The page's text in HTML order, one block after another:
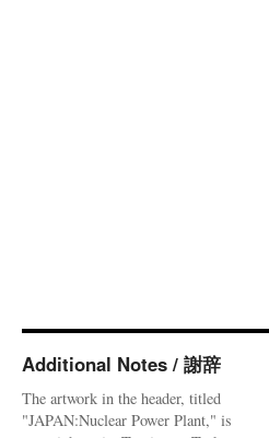
Additional Notes / 謝辞
The artwork in the header, titled
"JAPAN:Nuclear Power Plant," is